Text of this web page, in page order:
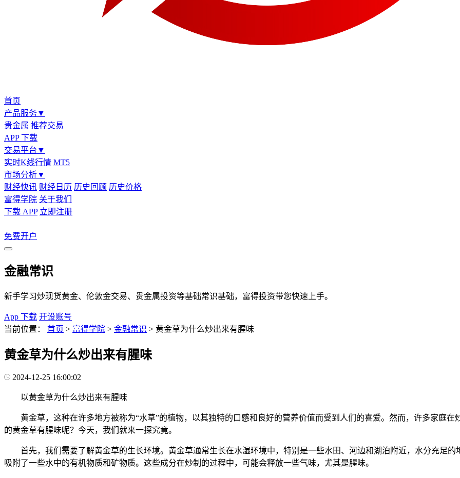
首页
产品服务▼
贵金属 推荐交易
APP 下载
交易平台 ▼
实时K线行情 MT5
市场分析▼
财经快讯 财经日历 历史回顾 历史价格
富得学院 关于我们
下载 APP 立即注册
免费开户
金融常识
新手学习炒现货黄金、伦敦金交易、贵金属投资等基础常识基础，富得投资带您快速上手。
App 下载 开设账号
当前位置：
首页 > 富得学院 > 金融常识 > 黄金草为什么炒出来有腥味
黄金草为什么炒出来有腥味
2024-12-25 16:00:02
以黄金草为什么炒出来有腥味
黄金草，这种在许多地方被称为“水草”的植物，以其独特的口感和良好的营养价值而受到人们的喜爱。然而，许多家庭
的黄金草有腥味呢？今天，我们就来一探究竟。
首先，我们需要了解黄金草的生长环境。黄金草通常生长在水湿环境中，特别是一些水田、河边和湖泊附近，水分充足
吸附了一些水中的有机物质和矿物质。这些成分在炒制的过程中，可能会释放一些气味，尤其是腥味。